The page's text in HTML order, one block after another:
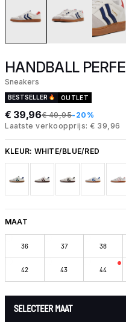
HANDBALL
Sneakers
BESTSELLER OUTLET
€ 39,96€ 49,95-20%
Laatste verkoopprijs: € 39,96
KLEUR: WHITE/BLUE/RED
MAAT
36 37 38
42 43 44
SELECTEER MAAT